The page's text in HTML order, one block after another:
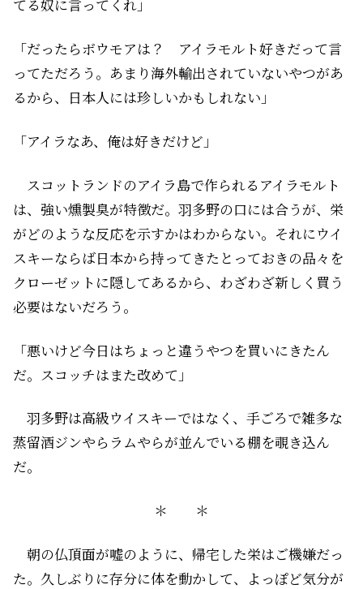
てる奴に言ってくれ」
「だったらボウモアは？ アイラモルト好きだって言
ってただろう。あまり海外輸出されていないやつがあ
るから、日本人には珍しいかもしれない」
「アイラなあ、俺は好きだけど」
スコットランドのアイラ島で作られるアイラモルト
は、強い燻製臭が特徴だ。羽多野の口には合うが、栄
がどのような反応を示すかはわからない。それにウイ
スキーならば日本から持ってきたとっておきの品々を
クローゼットに隠してあるから、わざわざ新しく買う
必要はないだろう。
「悪いけど今日はちょっと違うやつを買いにきたん
だ。スコッチはまた改めて」
羽多野は高級ウイスキーではなく、手ごろで雑多な
蒸留酒――ジンやらラムやらが並んでいる棚を覗き込ん
だ。
＊ ＊
朝の仏頂面が嘘のように、帰宅した栄はご機嫌だっ
た。久しぶりに存分に体を動かして、よっぽど気分が